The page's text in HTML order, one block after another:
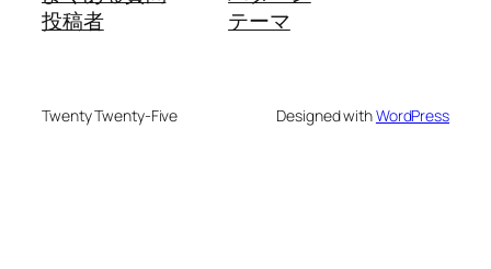
投稿者
テーマ
Twenty Twenty-Five Designed withWordPress